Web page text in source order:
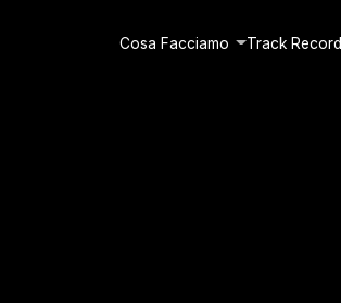
Cosa Facciamo Track Record